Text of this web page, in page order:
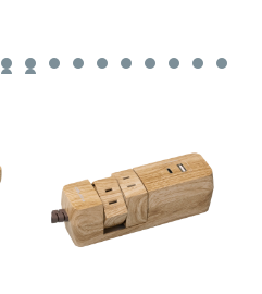
き USB-C対応 全3色
2色